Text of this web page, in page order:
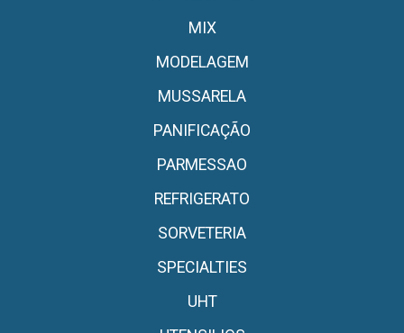
MIX
MODELAGEM
MUSSARELA
PANIFICAÇÃO
PARMESSAO
REFRIGERATO
SORVETERIA
SPECIALTIES
UHT